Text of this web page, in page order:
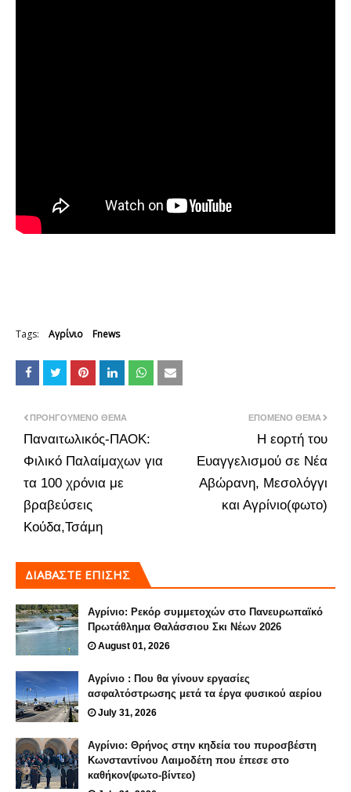
Tags: Αγρίνιο Fnews
ΕΠΌΜΕΝΟ ΘΈΜΑ
Η εορτή του
Ευαγγελισμού σε Νέα
Αβώρανη, Μεσολόγγι
και Αγρίνιο(φωτο)
ΠΡΟΗΓΟΎΜΕΝΟ ΘΈΜΑ
Παναιτωλικός-ΠΑΟΚ:
Φιλικό Παλαίμαχων για
τα 100 χρόνια με
βραβεύσεις
Κούδα,Τσάμη
ΔΙΑΒΑΣΤΕ ΕΠΙΣΗΣ
Αγρίνιο: Ρεκόρ συμμετοχών στο Πανευρωπαϊκό
Πρωτάθλημα Θαλάσσιου Σκι Νέων 2026
August 01, 2026
Αγρίνιο : Που θα γίνουν εργασίες
ασφαλτόστρωσης μετά τα έργα φυσικού αερίου
July 31, 2026
Αγρίνιο: Θρήνος στην κηδεία του πυροσβέστη
Κωνσταντίνου Λαιμοδέτη που έπεσε στο
καθήκον(φωτο-βίντεο)